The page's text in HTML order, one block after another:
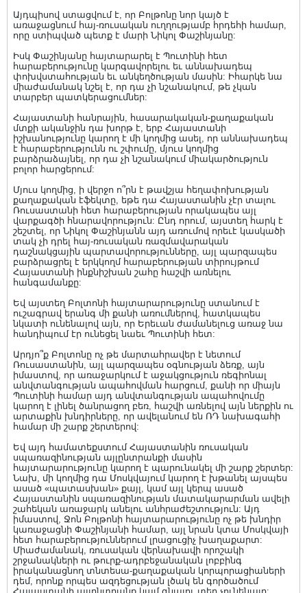
Այդպիսով ստացվում է, որ Բոլթոնը նոր կայծ է
առաջացնում հայ-ռուսական ուղղությամբ հրդեհի համար,
որը ստիպված պետք է մարի Նիկոլ Փաշինյանը:
Իսկ Փաշինյանը հայտարարել է Պուտինի հետ
հարաբերությունը կարգավորելու եւ աննախադեպ
փոխվստահության եւ անկեղծության մասին: Իհարկե նա
միաժամանակ նշել է, որ դա չի նշանակում, թե չկան
տարբեր պատկերացումներ:
Հայաստանի հանրային, հասարակական-քաղաքական
մտքի ականջին դա խորթ է, երբ Հայաստանի
իշխանությունը կարող է մի կողմից ասել, որ աննախադեպ
է հարաբերությունն ու շփումը, մյուս կողմից
բարձրաձայնել, որ դա չի նշանակում միակարծություն
բոլոր հարցերում:
Մյուս կողմից, ի վերջո ո՞րն է թավշյա հեղափոխության
քաղաքական էֆեկտը, եթե դա Հայաստանին չէր տալու
Ռուսաստանի հետ հարաբերության որակապես այլ
վարքագծի հնարավորություն: Ընդ որում, այստեղ հարկ է
շեշտել, որ Նիկոլ Փաշինյանն այդ առումով որեւէ կասկածի
տակ չի դրել հայ-ռուսական ռազմավարական
դաշնակցային պարտավորությունները, այլ պարզապես
բարձրացրել է երկկողմ հարաբերության տիրույթում
Հայաստանի ինքնիշխան շահը հաշվի առնելու
հանգամանքը:
Եվ այստեղ Բոլտոնի հայտարարությունը ստանում է
ուշագրավ երանգ մի քանի առումներով, հատկապես
նկատի ունենալով այն, որ Երեւան ժամանելուց առաջ նա
հանդիպում էր ունեցել նաեւ Պուտինի հետ:
Արդյո՞ք Բոլտոնը ոչ թե մարտահրավեր է նետում
Ռուսաստանին, այլ պարզապես օգնության ձեռք, այն
իմաստով, որ առաջարկում է աջակցություն ռեգիոնալ
անվտանգության ապահովման հարցում, քանի որ միայն
Պուտինի համար այդ անվտանգության ապահովումը
կարող է լինել ծանրացող բեռ, հաշվի առնելով այն ներքին ու
արտաքին խնդիրները, որ ավելանում են ՌԴ նախագահի
համար մի շարք շերտերով:
Եվ այդ համատեքստում Հայաստանին ռուսական
սպառազինության այլընտրանքի մասին
հայտարարությունը կարող է պարունակել մի շարք շերտեր:
Նախ, մի կողմից դա Մոսկվայում կարող է խթանել այսպես
ասած «պատասխան» քայլ, կամ այլ կերպ ասած
Հայաստանին սպառազինության մատակարարման ավելի
շահեկան առաջարկ անելու անհրաժեշտություն: Այդ
իմաստով, Ջոն Բոլթոնի հայտարարությունը ոչ թե խնդիր
կառաջացնի Փաշինյանի համար, այլ նրան կտա Մոսկվայի
հետ հարաբերություններում լրացուցիչ խաղաքարտ:
Միաժամանակ, ռուսական վերնախավի որոշակի
շրջանակների ու թուրք-ադրբեջանական լոբբինգ
իրականացնող տնտեսա-քաղաքական կորպորացիաների
դեմ, որոնք որպես ազդեցության լծակ են գործածում
Հայաստանի այլընտրանք կամ գնալու տեղ չունենալը: